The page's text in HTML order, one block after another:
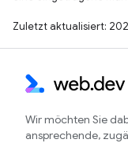
Zuletzt aktualisiert:
Wir möchten Sie
ansprechende,